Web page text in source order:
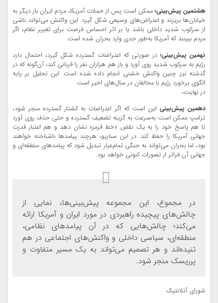
هشتمین پیش‌بینی؛ ممکن است پس از حملات آمریکا، مردم ایران بار دیگر به
خیابان‌ها بریزند و اعتراض‌های وسیعی شکل گیرد. این واکنش می‌تواند ناشی
از سرکوب شدید داخلی باشد یا بر اثر احساس فرصت برای تغییر نظام، اگر
مردم ببینند که آمریکا به‌طور جدی وارد بحران شده است.
نهمین پیش‌بینی؛در صورتی که اعتراضات گسترده شکل گیرد، احتمال دارد
رژیم به سرکوب شدید روی آورد و باز هم هزاران نفر را قربانی کند، آن‌گونه که در
گذشته نیز چنین واکنش خشنی انجام داده شده است. این تحلیل بر پایه
الگوی برخورد رژیم با مخالفان در سال‌های اخیر است.
در نهایت،
دهمین پیش‌بینی این است که اگر اعتراضات به کشتار گسترده منجر شود،
ترامپ ممکن است به‌سرعت به گزینه تضعیف گسترده و حتی حذف روی آورد
تا هم پاسخ خود را به یک نقض «خط قرمز» نشان دهد و هم اعتبار قدرت
جهانی آمریکا را حفظ کند. در این سناریو، هرچند پیامدها ناشناخته خواهند
بود، اما بحران می‌تواند به جنگی تمام‌عیار تبدیل شود که پیامدهای منطقه‌ای و
جهانی آن فراتر از تصورات کنونی خواهد بود.
در مجموع، این مجموعه پیش‌بینی‌ها، نمایی از
چالش‌های پیچیده راهبردی در مورد ایران و آمریکا ارائه
می‌کند؛ چالش‌هایی که در آن پیامدهای نظامی،
منطقه‌ای، سیاسی داخلی و واکنش‌های اجتماعی در هم
تنیده‌اند و هر تصمیم می‌تواند به یک مسیر متفاوت و
پرریسک منجر شود.
شورای آتلانتیک